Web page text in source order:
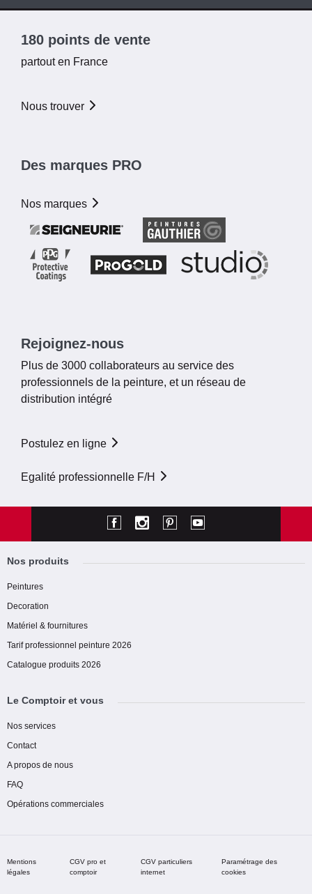
180 points de vente
partout en France
Nous trouver
Des marques PRO
Nos marques
Rejoignez-nous
Plus de 3000 collaborateurs au service des
professionnels de la peinture, et un réseau de
distribution intégré
Postulez en ligne
Egalité professionnelle F/H
Nos produits
Peintures
Decoration
Matériel & fournitures
Tarif professionnel peinture 2026
Catalogue produits 2026
Le Comptoir et vous
Nos services
Contact
A propos de nous
FAQ
Opérations commerciales
Mentions
légales
CGV pro et
comptoir
CGV particuliers
internet
Paramétrage des
cookies